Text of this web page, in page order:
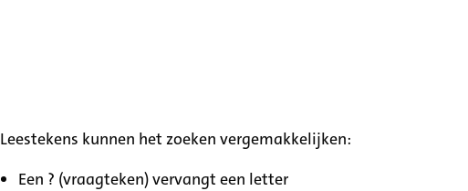
Leestekens kunnen het zoeken vergemakkelijken:
Een ? (vraagteken) vervangt een letter